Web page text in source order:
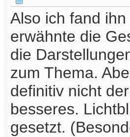
Also ich fand
erwähnte die
die
zum Thema.
definitiv nicht
besseres.
gesetzt.